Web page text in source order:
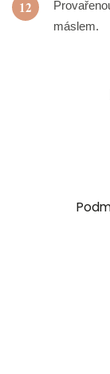
12
máslem.